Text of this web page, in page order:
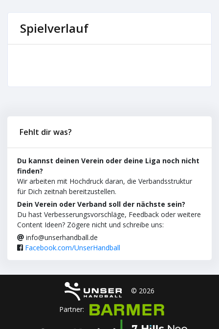
Spielverlauf
Fehlt dir was?
Du kannst deinen Verein oder deine Liga noch nicht
finden?
Wir arbeiten mit Hochdruck daran, die Verbandsstruktur
für Dich zeitnah bereitzustellen.
Dein Verein oder Verband soll der nächste sein?
Du hast Verbesserungsvorschläge, Feedback oder weitere
Content Ideen? Zögere nicht und schreibe uns:
info@unserhandball.de
Facebook.com/UnserHandball
© 2026
Partner: